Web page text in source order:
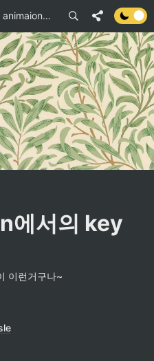
CSS animaion에서의 key frame
에서의 key
이런거구나~